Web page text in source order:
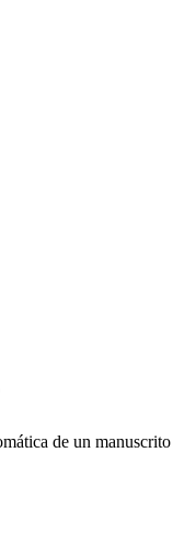
de un manuscrito